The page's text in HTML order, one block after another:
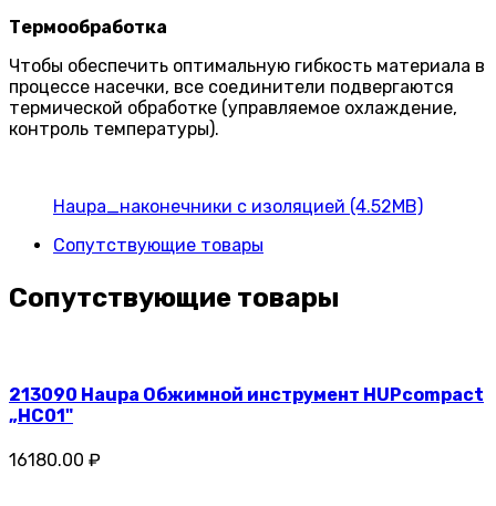
Термообработка
Чтобы обеспечить оптимальную гибкость материала в
процессе насечки, все соединители подвергаются
термической обработке (управляемое охлаждение,
контроль температуры).
Haupa_наконечники с изоляцией (4.52MB)
Сопутствующие товары
Сопутствующие товары
213090 Haupa Обжимной инструмент HUPcompact
„HC01"
16180.00 ₽